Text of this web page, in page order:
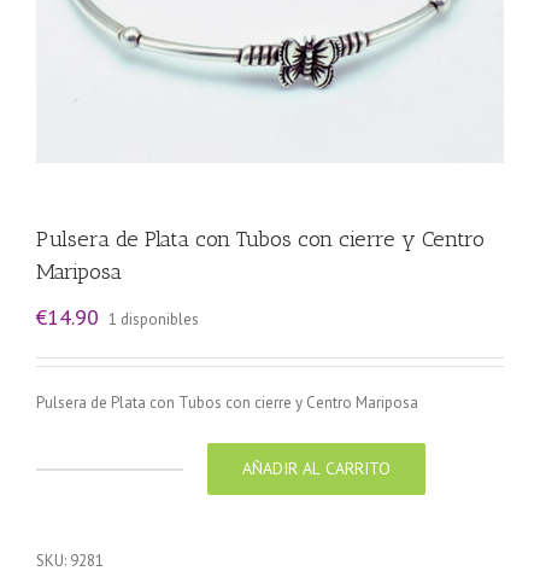
Pulsera de Plata con Tubos con cierre y Centro
Mariposa
€14.90 1 disponibles
Pulsera de Plata con Tubos con cierre y Centro Mariposa
AÑADIR AL CARRITO
SKU: 9281